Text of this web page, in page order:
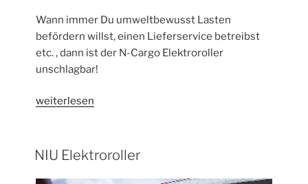
Wann immer Du umweltbewusst Lasten
befördern willst, einen Lieferservice betreibst
etc. , dann ist der N-Cargo Elektroroller
unschlagbar!
„N-
(45
weiterlesen
NIU Elektroroller